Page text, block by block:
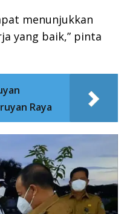
menunjukkan
yang baik,” pinta
Raya